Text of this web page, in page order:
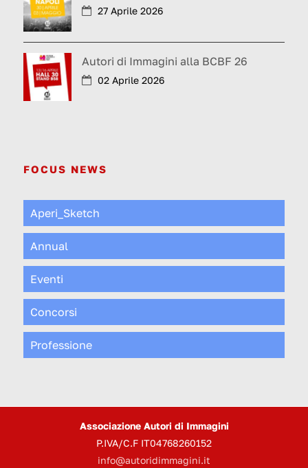
27 Aprile 2026
Autori di Immagini alla BCBF 26
02 Aprile 2026
FOCUS NEWS
Aperi_Sketch
Annual
Eventi
Concorsi
Professione
Associazione Autori di Immagini
P.IVA/C.F IT04768260152
info@autoridimmagini.it